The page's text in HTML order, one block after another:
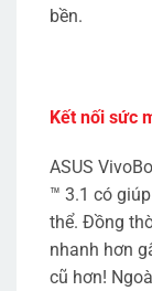
bền.
Kết nối sức
ASUS
™ 3.1 có
thể. Đồng
nhanh hơn
cũ hơn!